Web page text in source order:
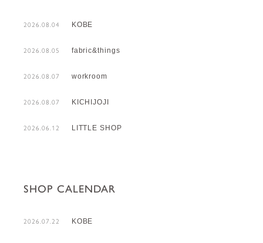
2026.08.04 KOBE
2026.08.05 fabric&things
2026.08.07 workroom
2026.08.07 KICHIJOJI
2026.06.12 LITTLE SHOP
SHOP CALENDAR
2026.07.22 KOBE